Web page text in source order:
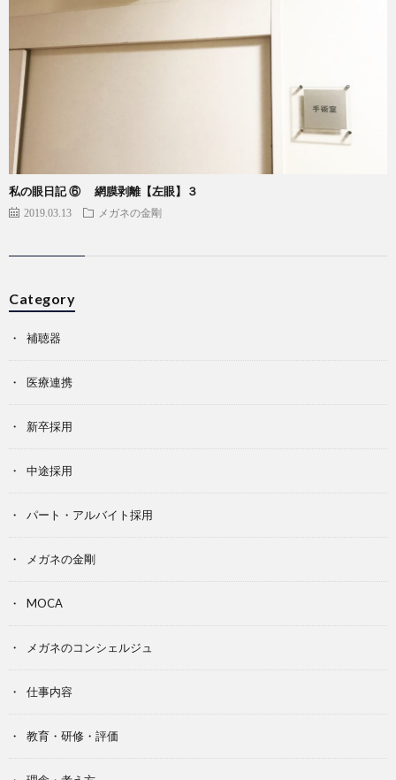
私の眼日記 ⑥ 網膜剥離【左眼】３
2019.03.13 メガネの金剛
Category
補聴器
医療連携
新卒採用
中途採用
パート・アルバイト採用
メガネの金剛
MOCA
メガネのコンシェルジュ
仕事内容
教育・研修・評価